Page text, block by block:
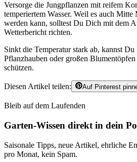
Versorge die Jungpflanzen mit reifem
temperiertem Wasser. Weil es auch
werden kann, solltest Du Dich mit dem
Wetterbericht richten.
Sinkt die Temperatur stark ab, kannst
Pflanzhauben oder großen
schützen.
Diesen Artikel teilen: Auf Pinterest
Bleib auf dem Laufenden
Garten-Wissen direkt in dein
Saisonale Tipps, neue Artikel, ehrliche
pro Monat, kein Spam.